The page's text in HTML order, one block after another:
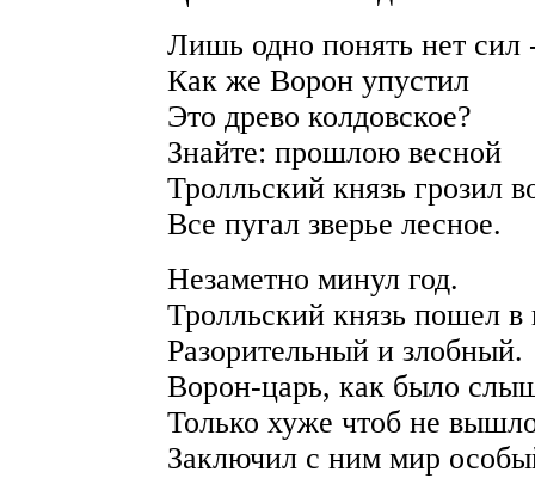
Лишь одно понять нет сил
Как же Ворон упустил
Это древо колдовское?
Знайте: прошлою весной
Тролльский князь грозил
Все пугал зверье лесное.
Незаметно минул год.
Тролльский князь пошел в
Разорительный и злобный.
Ворон-царь, как было
Только хуже чтоб не
Заключил с ним мир